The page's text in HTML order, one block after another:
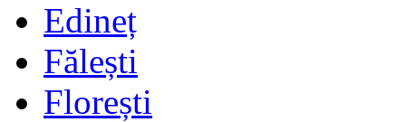
Edineț
Fălești
Florești